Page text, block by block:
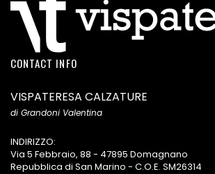
CONTACT INFO
VISPATERESA CALZATURE
di Grandoni Valentina
INDIRIZZO:
Via 5 Febbraio, 88 - 47895 Domagnano
Repubblica di San Marino - C.O.E. SM26314